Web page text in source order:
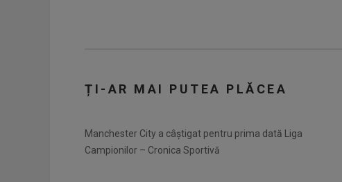
ȚI-AR MAI PUTEA PLĂCEA
Manchester City a câștigat pentru prima dată Liga
Campionilor – Cronica Sportivă